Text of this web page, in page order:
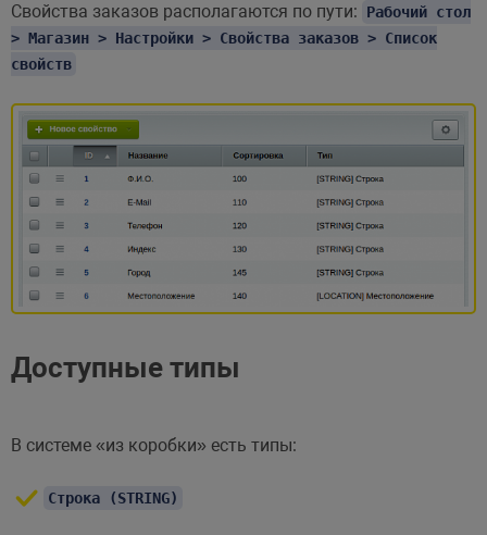
Свойства заказов располагаются по пути:
Рабочий стол
> Магазин > Настройки > Свойства заказов > Список
свойств
Доступные типы
В системе «из коробки» есть типы:
Строка (STRING)